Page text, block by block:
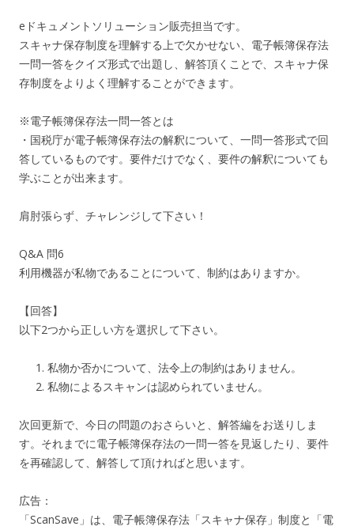
eドキュメントソリューション販売担当です。
スキャナ保存制度を理解する上で欠かせない、電子帳簿保存法
一問一答をクイズ形式で出題し、解答頂くことで、スキャナ保
存制度をよりよく理解することができます。
※電子帳簿保存法一問一答とは
・国税庁が電子帳簿保存法の解釈について、一問一答形式で回
答しているものです。要件だけでなく、要件の解釈についても
学ぶことが出来ます。
肩肘張らず、チャレンジして下さい！
Q&A 問6
利用機器が私物であることについて、制約はありますか。
【回答】
以下2つから正しい方を選択して下さい。
私物か否かについて、法令上の制約はありません。
私物によるスキャンは認められていません。
次回更新で、今日の問題のおさらいと、解答編をお送りしま
す。それまでに電子帳簿保存法の一問一答を見返したり、要件
を再確認して、解答して頂ければと思います。
広告：
「ScanSave」は、電子帳簿保存法「スキャナ保存」制度と「電